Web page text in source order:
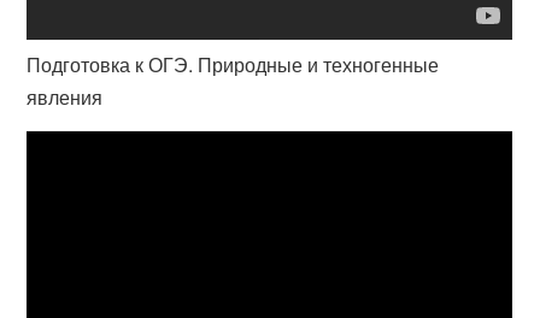
Подготовка к ОГЭ. Природные и техногенные
явления